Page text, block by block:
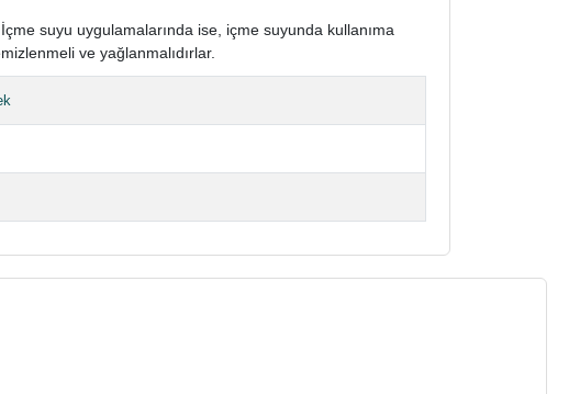
suyu uygulamalarında ise, içme suyunda kullanıma
ve yağlanmalıdırlar.